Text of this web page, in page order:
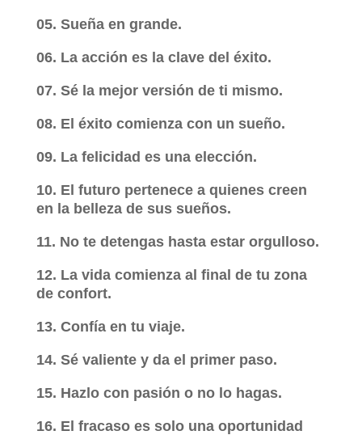
05. Sueña en grande.
06. La acción es la clave del éxito.
07. Sé la mejor versión de ti mismo.
08. El éxito comienza con un sueño.
09. La felicidad es una elección.
10. El futuro pertenece a quienes creen
en la belleza de sus sueños.
11. No te detengas hasta estar orgulloso.
12. La vida comienza al final de tu zona
de confort.
13. Confía en tu viaje.
14. Sé valiente y da el primer paso.
15. Hazlo con pasión o no lo hagas.
16. El fracaso es solo una oportunidad